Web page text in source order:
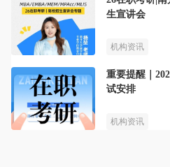
生宣讲会
机构资讯
重要提醒｜
试安排
机构资讯